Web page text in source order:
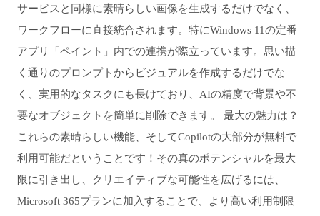
サービスと同様に素晴らしい画像を生成するだけでなく、
ワークフローに直接統合されます。特にWindows 11の定番
アプリ「ペイント」内での連携が際立っています。思い描
く通りのプロンプトからビジュアルを作成するだけでな
く、実用的なタスクにも長けており、AIの精度で背景や不
要なオブジェクトを簡単に削除できます。 最大の魅力は？
これらの素晴らしい機能、そしてCopilotの大部分が無料で
利用可能だということです！その真のポテンシャルを最大
限に引き出し、クリエイティブな可能性を広げるには、
Microsoft 365プランに加入することで、より高い利用制限